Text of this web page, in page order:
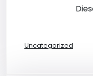
Uncategorized